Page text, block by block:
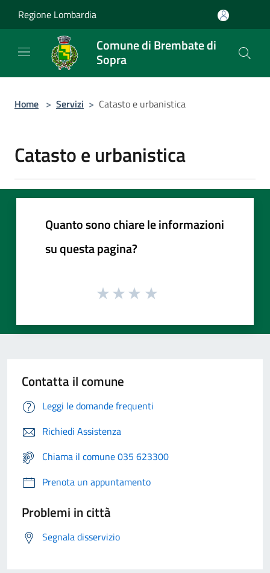
Regione Lombardia
Comune di Brembate di
Sopra
Home > Servizi > Catasto e urbanistica
Catasto e urbanistica
Quanto sono chiare le informazioni
su questa pagina?
Contatta il comune
Leggi le domande frequenti
Richiedi Assistenza
Chiama il comune 035 623300
Prenota un appuntamento
Problemi in città
Segnala disservizio